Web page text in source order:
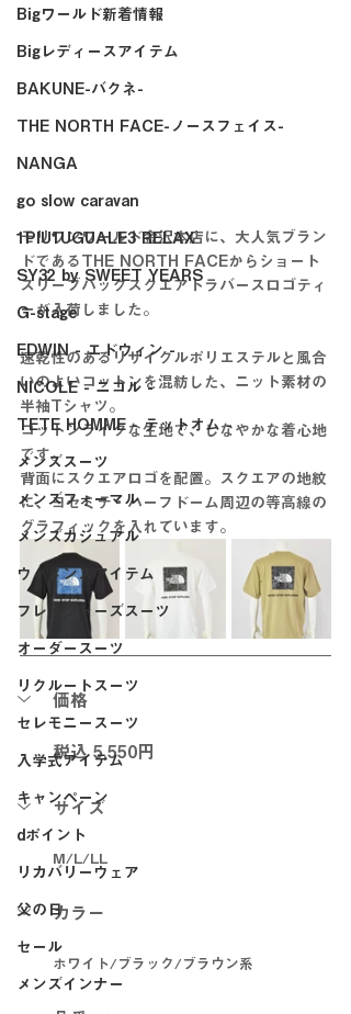
Bigワールド新着情報
Bigレディースアイテム
BAKUNE-バクネ-
THE NORTH FACE-ノースフェイス-
NANGA
go slow caravan
1PIU1UGUALE3 RELAX
SY32 by SWEET YEARS
G-stage
EDWIN - エドウィン -
NICOLE - ニコル -
TETE HOMME - テットオム -
メンズスーツ
メンズフォーマル
メンズカジュアル
ウィメンズアイテム
フレッシャーズスーツ
オーダースーツ
リクルートスーツ
セレモニースーツ
入学式アイテム
キャンペーン
dポイント
リカバリーウェア
父の日
セール
メンズインナー
モリワンワールド金沢本店に、大人気ブラン
ドであるTHE NORTH FACEからショート
スリーブバックスクエアトラバースロゴティ
ーが入荷しました。
速乾性のあるリサイクルポリエステルと風合
いのよいコットンを混紡した、ニット素材の
半袖Tシャツ。
コットンライクな生地で、しなやかな着心地
です。
背面にスクエアロゴを配置。スクエアの地紋
に、ヨセミテ・ハーフドーム周辺の等高線の
グラフィックを入れています。
価格
税込 5,550円
サイズ
M/L/LL
カラー
ホワイト/ブラック/ブラウン系